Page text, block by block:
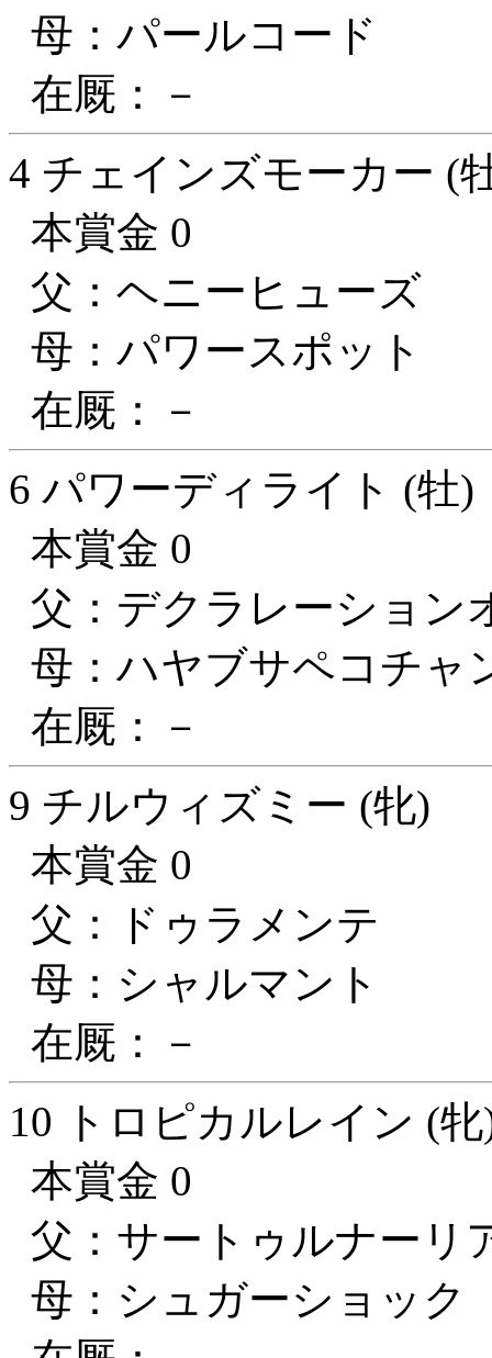
母：パールコード
在厩：－
4 チェインズモーカー (
本賞金 0
父：ヘニーヒューズ
母：パワースポット
在厩：－
6 パワーディライト (牡)
本賞金 0
父：デクラレーション
母：ハヤブサペコチャ
在厩：－
9 チルウィズミー (牝)
本賞金 0
父：ドゥラメンテ
母：シャルマント
在厩：－
10 トロピカルレイン (牝
本賞金 0
父：サートゥルナーリ
母：シュガーショック